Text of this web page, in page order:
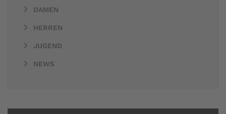
DAMEN
HERREN
JUGEND
NEWS